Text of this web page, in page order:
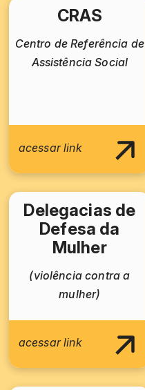
CRAS
Centro de Referência de
Assistência Social
acessar link
Delegacias de
Defesa da
Mulher
(violência contra a
mulher)
acessar link